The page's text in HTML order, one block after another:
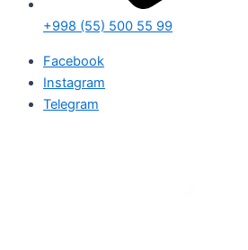
+998 (55) 500 55 99
Facebook
Instagram
Telegram